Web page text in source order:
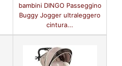
bambini DINGO Passeggino
Buggy Jogger ultraleggero
cintura...